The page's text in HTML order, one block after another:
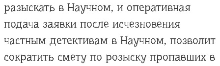
разыскать в Научном, и оперативная
подача заявки после исчезновения
частным детективам в Научном, позволит
сократить смету по розыску пропавших в